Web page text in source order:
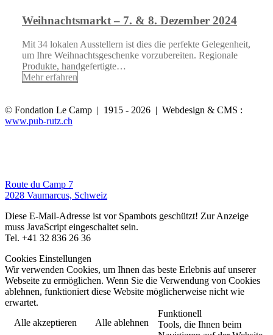
Weihnachtsmarkt – 7. & 8. Dezember 2024
Mit 34 lokalen Ausstellern ist dies die perfekte Gelegenheit,
um Ihre Weihnachtsgeschenke vorzubereiten. Regionale
Produkte, handgefertigte…
Mehr erfahren
© Fondation Le Camp | 1915 - 2026 | Webdesign & CMS :
www.pub-rutz.ch
Route du Camp 7
2028 Vaumarcus, Schweiz
Diese E-Mail-Adresse ist vor Spambots geschützt! Zur Anzeige
muss JavaScript eingeschaltet sein.
Tel. +41 32 836 26 36
Cookies Einstellungen
Wir verwenden Cookies, um Ihnen das beste Erlebnis auf unserer
Webseite zu ermöglichen. Wenn Sie die Verwendung von Cookies
ablehnen, funktioniert diese Website möglicherweise nicht wie
erwartet.
Alle akzeptieren
Alle ablehnen
Funktionell
Tools, die Ihnen beim